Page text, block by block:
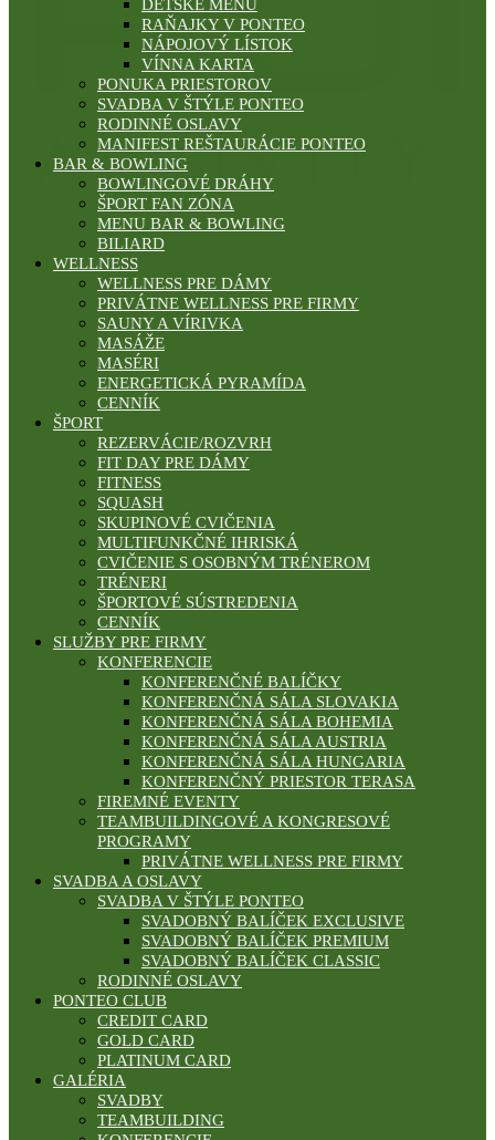
DETSKÉ MENU
RAŇAJKY V PONTEO
NÁPOJOVÝ LÍSTOK
VÍNNA KARTA
PONUKA PRIESTOROV
SVADBA V ŠTÝLE PONTEO
RODINNÉ OSLAVY
MANIFEST REŠTAURÁCIE PONTEO
BAR & BOWLING
BOWLINGOVÉ DRÁHY
ŠPORT FAN ZÓNA
MENU BAR & BOWLING
BILIARD
WELLNESS
WELLNESS PRE DÁMY
PRIVÁTNE WELLNESS PRE FIRMY
SAUNY A VÍRIVKA
MASÁŽE
MASÉRI
ENERGETICKÁ PYRAMÍDA
CENNÍK
ŠPORT
REZERVÁCIE/ROZVRH
FIT DAY PRE DÁMY
FITNESS
SQUASH
SKUPINOVÉ CVIČENIA
MULTIFUNKČNÉ IHRISKÁ
CVIČENIE S OSOBNÝM TRÉNEROM
TRÉNERI
ŠPORTOVÉ SÚSTREDENIA
CENNÍK
SLUŽBY PRE FIRMY
KONFERENCIE
KONFERENČNÉ BALÍČKY
KONFERENČNÁ SÁLA SLOVAKIA
KONFERENČNÁ SÁLA BOHEMIA
KONFERENČNÁ SÁLA AUSTRIA
KONFERENČNÁ SÁLA HUNGARIA
KONFERENČNÝ PRIESTOR TERASA
FIREMNÉ EVENTY
TEAMBUILDINGOVÉ A KONGRESOVÉ
PROGRAMY
PRIVÁTNE WELLNESS PRE FIRMY
SVADBA A OSLAVY
SVADBA V ŠTÝLE PONTEO
SVADOBNÝ BALÍČEK EXCLUSIVE
SVADOBNÝ BALÍČEK PREMIUM
SVADOBNÝ BALÍČEK CLASSIC
RODINNÉ OSLAVY
PONTEO CLUB
CREDIT CARD
GOLD CARD
PLATINUM CARD
GALÉRIA
SVADBY
TEAMBUILDING